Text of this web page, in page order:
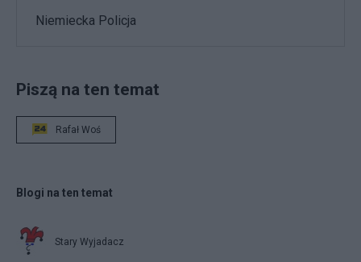
Niemiecka Policja
Piszą na ten temat
Rafał Woś
Blogi na ten temat
Stary Wyjadacz